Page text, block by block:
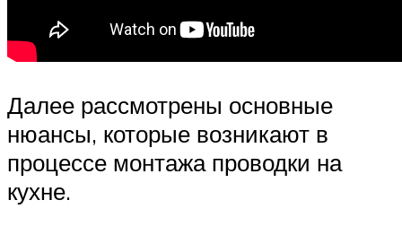
Далее рассмотрены основные
нюансы, которые возникают в
процессе монтажа проводки на
кухне.